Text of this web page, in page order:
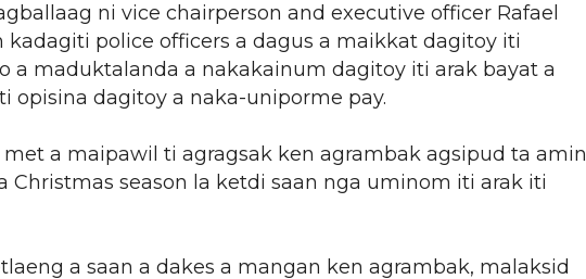
ni vice chairperson and executive officer Rafael
kadagiti police officers a dagus a maikkat dagitoy iti
a maduktalanda a nakakainum dagitoy iti arak bayat a
opisina dagitoy a naka-uniporme pay.
met a maipawil ti agragsak ken agrambak agsipud ta amin
Christmas season la ketdi saan nga uminom iti arak iti
a saan a dakes a mangan ken agrambak, malaksid